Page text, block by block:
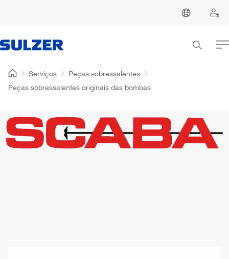
Serviços
Peças sobressalentes
Peças sobressalentes originais das bombas